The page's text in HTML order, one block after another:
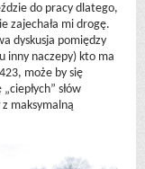
do pracy dlatego,
zajechała mi drogę.
dyskusja pomiędzy
inny naczepy) kto ma
może by się
słów
maksymalną